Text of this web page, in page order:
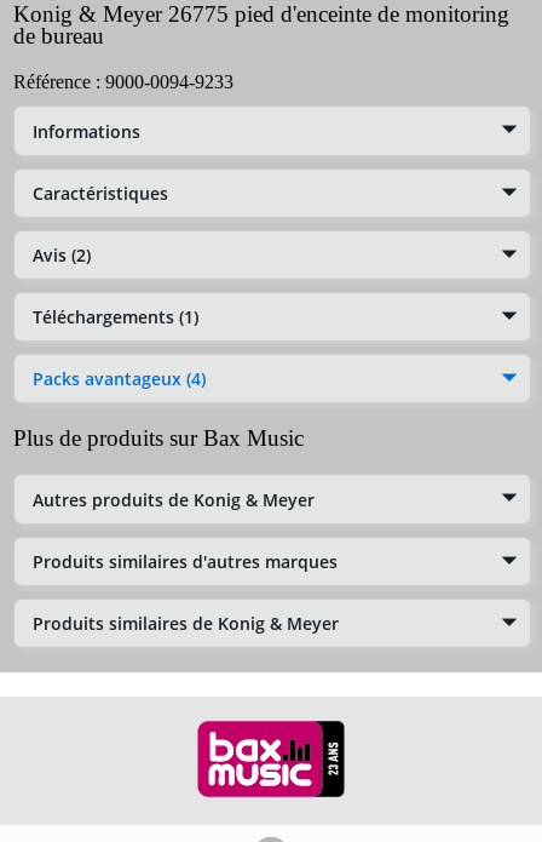
Konig & Meyer 26775 pied d'enceinte de monitoring
de bureau
Référence : 9000-0094-9233
Informations
Caractéristiques
Avis (2)
Téléchargements (1)
Packs avantageux (4)
Plus de produits sur Bax Music
Autres produits de Konig & Meyer
Produits similaires d'autres marques
Produits similaires de Konig & Meyer